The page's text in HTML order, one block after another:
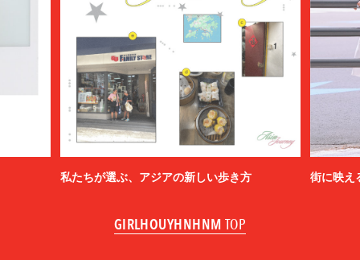
私たちが選ぶ、アジアの新しい歩き方 街に映え
GIRLHOUYHNHNM TOP